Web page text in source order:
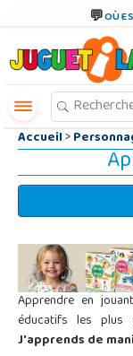
OÙ
Accueil>
Apprendre en
éducatifs les plus
J'apprends de